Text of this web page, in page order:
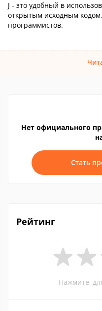
J - это удобный в
открытым исходным
программистов.
Нет официального
Стать
Рейтинг
Нажмите,